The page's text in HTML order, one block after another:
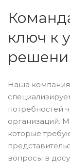
ключ к
Наша компания
потребностей
организаций.
которые
вопросы в